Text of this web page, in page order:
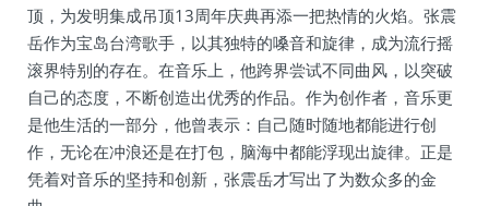
顶，为发明集成吊顶13周年庆典再添一把热情的火焰。张震
岳作为宝岛台湾歌手，以其独特的嗓音和旋律，成为流行摇
滚界特别的存在。在音乐上，他跨界尝试不同曲风，以突破
自己的态度，不断创造出优秀的作品。作为创作者，音乐更
是他生活的一部分，他曾表示：自己随时随地都能进行创
作，无论在冲浪还是在打包，脑海中都能浮现出旋律。正是
凭着对音乐的坚持和创新，张震岳才写出了为数众多的金